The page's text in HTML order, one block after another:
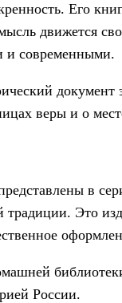
Его
движется
и современными.
веры и о
в
традиции. Это
России.